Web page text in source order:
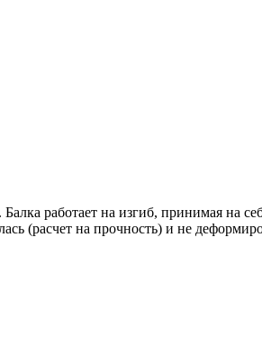
работает на изгиб, принимая на
(расчет на прочность) и не